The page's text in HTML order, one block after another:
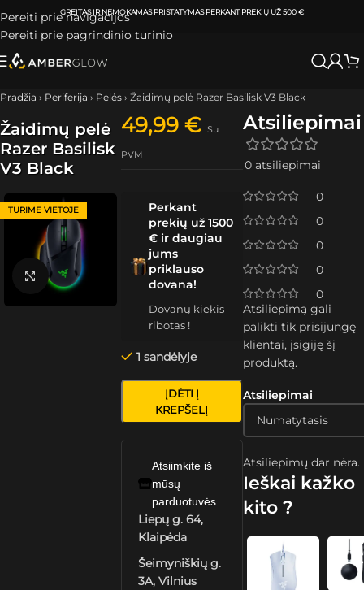
Pereiti prie navigacijos
Pereiti prie pagrindinio turinio
ATSIIMKITE UŽSAKYMĄKLAIPĖDOJE IR VILNIUJEPER0-3 DARBO DIENAS.
Pradžia › Periferija › Pelės › Žaidimų pelė Razer Basilisk V3 Black
Žaidimų pelė
Razer Basilisk
V3 Black
TURIME VIETOJE
Spustelėkite, kad padidintumėte
49,99€ Su
PVM
Perkant
prekių už 1500
€ ir daugiau
jums
priklauso
dovana!
Dovanų kiekis
ribotas !
1 sandėlyje
ĮDĖTI Į
KREPŠELĮ
Atsiimkite iš
mūsų
parduotuvės
Liepų g. 64,
Klaipėda
Šeimyniškių g.
3A, Vilnius
Atsiliepimai
0 atsiliepimai
0
0
0
0
0
Atsiliepimai
Atsiliepimų dar nėra.
Atsiliepimą gali
palikti tik prisijungę
klientai, įsigiję šį
produktą.
Ieškai kažko
kito ?